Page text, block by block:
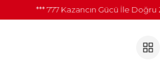
*** 777 Kazancın Gücü İle Doğru